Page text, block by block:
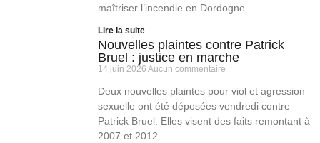
maîtriser l’incendie en Dordogne.
Lire la suite
Nouvelles plaintes contre Patrick
Bruel : justice en marche
14 juin 2026 Aucun commentaire
Deux nouvelles plaintes pour viol et agression
sexuelle ont été déposées vendredi contre
Patrick Bruel. Elles visent des faits remontant à
2007 et 2012.